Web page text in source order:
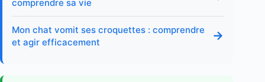
comprendre sa vie
Mon chat vomit ses croquettes : comprendre
et agir efficacement
→